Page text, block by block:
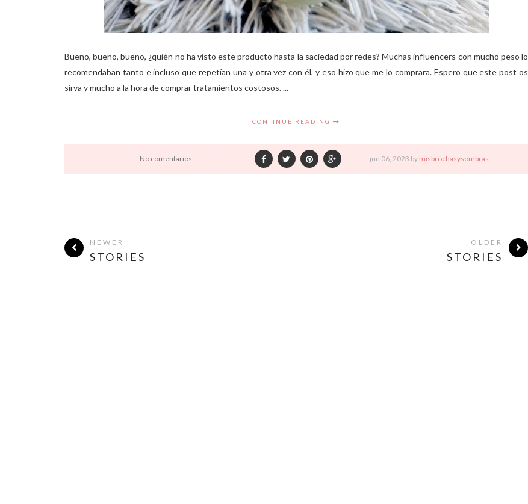
Bueno, bueno, bueno, ¿quién no ha visto este producto hasta la saciedad por redes? Muchas influencers con mucho peso lo
recomendaban tanto e incluso que repetían una y otra vez con él, y eso hizo que me lo comprara. Espero que este post os
sirva y mucho a la hora de comprar tratamientos costosos. ...
CONTINUE READING
No comentarios jun 06, 2023 by misbrochasysombras
NEWER
STORIES
OLDER
STORIES